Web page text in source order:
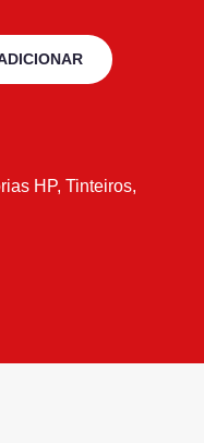
HP, Tinteiros,